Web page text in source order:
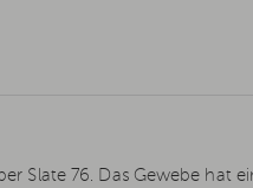
Slate 76. Das Gewebe hat